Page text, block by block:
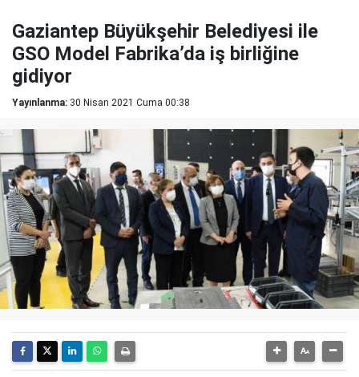
Gaziantep Büyükşehir Belediyesi ile
GSO Model Fabrika’da iş birliğine
gidiyor
Yayınlanma: 30 Nisan 2021 Cuma 00:38